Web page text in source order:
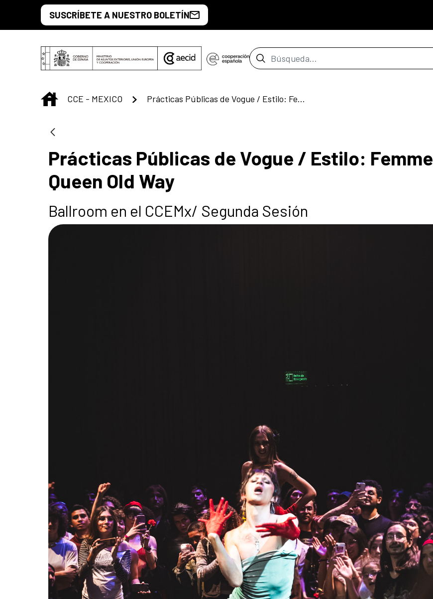
Saltar al contenido principal
SUSCRÍBETE A NUESTRO BOLETÍN
Barra de búsqueda
INICIO
CCE - MEXICO Prácticas Públicas de Vogue / Estilo: Femme Queen Old Way
Prácticas Públicas de Vogue / Estilo: Femme
Queen Old Way
Ballroom en el CCEMx/ Segunda Sesión